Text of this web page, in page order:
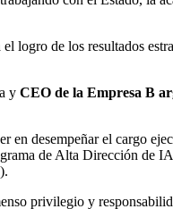
de los resultados
y CEO de la Empresa B
desempeñar el cargo
de Alta Dirección de
privilegio y